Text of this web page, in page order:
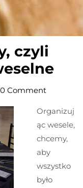
czyli
0 Comment
Organizuj
ąc wesele,
chcemy,
aby
wszystko
było